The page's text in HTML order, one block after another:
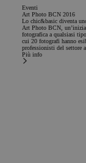
Eventi
Art Photo BCN 2016
Lo chic&basic diventa
Art Photo BCN,
fotografica a qualsiasi
cui 20 fotografi hanno
professionisti del settore
Più info